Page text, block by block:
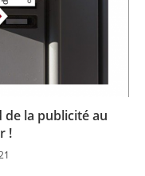
de la publicité au
!